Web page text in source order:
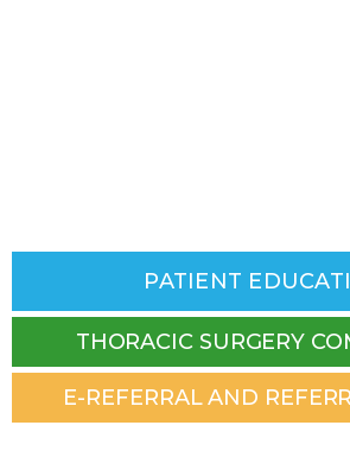
PATIENT
THORACIC SURGERY
E-REFERRAL AND